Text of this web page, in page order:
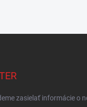
zasielať informácie o